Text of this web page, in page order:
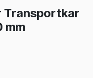
Transportkar
mm